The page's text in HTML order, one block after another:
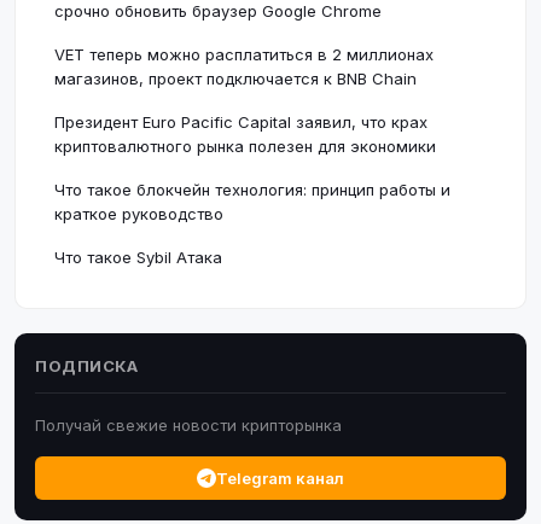
срочно обновить браузер Google Chrome
VET теперь можно расплатиться в 2 миллионах
магазинов, проект подключается к BNB Chain
Президент Euro Pacific Capital заявил, что крах
криптовалютного рынка полезен для экономики
Что такое блокчейн технология: принцип работы и
краткое руководство
Что такое Sybil Атака
ПОДПИСКА
Получай свежие новости крипторынка
Telegram канал